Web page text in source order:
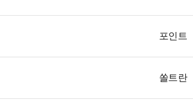
포인트
쏠트란